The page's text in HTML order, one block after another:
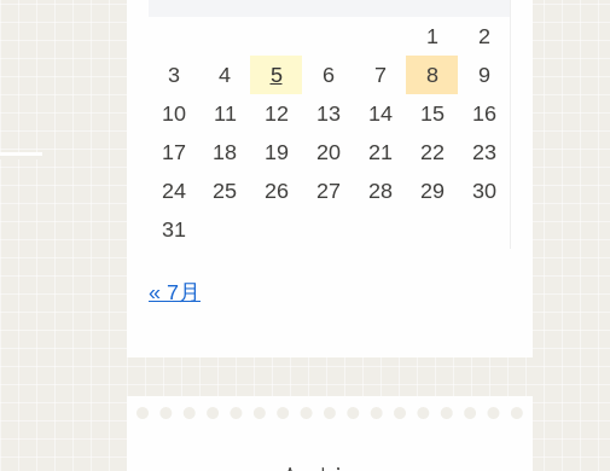
1
2
3
4 5 6 7 8
9
10
11 12 13 14 15
16
17
18 19 20 21 22
23
24
25 26 27 28 29
30
31
« 7月